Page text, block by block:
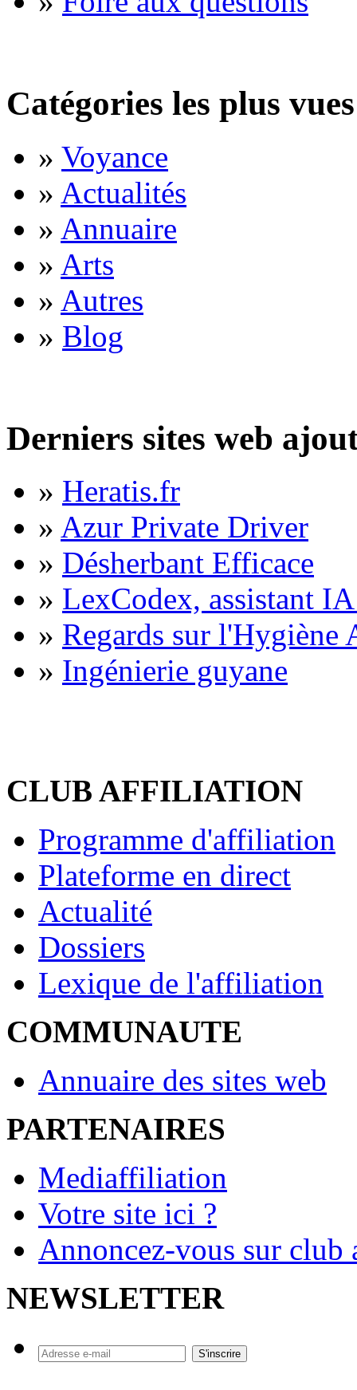
Catégories les plus vues
» Voyance
» Actualités
» Annuaire
» Arts
» Autres
» Blog
Derniers sites web
» Heratis.fr
» Azur Private Driver
» Désherbant Efficace
» LexCodex, assistant
» Regards sur l'Hygiène
» Ingénierie guyane
CLUB AFFILIATION
Programme d'affiliation
Plateforme en direct
Actualité
Dossiers
Lexique de l'affiliation
COMMUNAUTE
Annuaire des sites web
PARTENAIRES
Mediaffiliation
Votre site ici ?
Annoncez-vous sur
NEWSLETTER